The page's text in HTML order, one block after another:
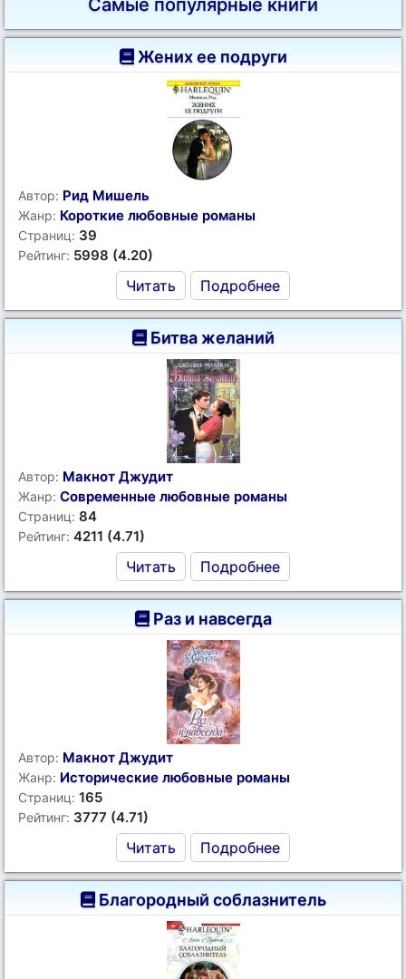
Самые популярные книги
Жених ее подруги
Автор: Рид Мишель
Жанр: Короткие любовные романы
Страниц: 39
Рейтинг: 5998 (4.20)
Читать Подробнее
Битва желаний
Автор: Макнот Джудит
Жанр: Современные любовные романы
Страниц: 84
Рейтинг: 4211 (4.71)
Читать Подробнее
Раз и навсегда
Автор: Макнот Джудит
Жанр: Исторические любовные романы
Страниц: 165
Рейтинг: 3777 (4.71)
Читать Подробнее
Благородный соблазнитель